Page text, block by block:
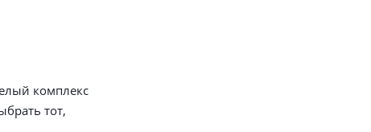
комплекс
тот,